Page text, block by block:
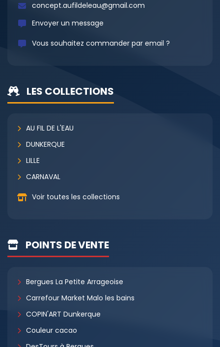
concept.aufildeleau@gmail.com
Envoyer un message
Vous souhaitez commander par email ?
LES COLLECTIONS
AU FIL DE L'EAU
DUNKERQUE
LILLE
CARNAVAL
Voir toutes les collections
POINTS DE VENTE
Bergues La Petite Arrageoise
Carrefour Market Malo les bains
COPIN'ART Dunkerque
Couleur cacao